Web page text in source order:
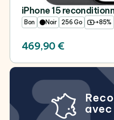
iPhone 15
Bon Noir 256 Go +85%
469,90 €